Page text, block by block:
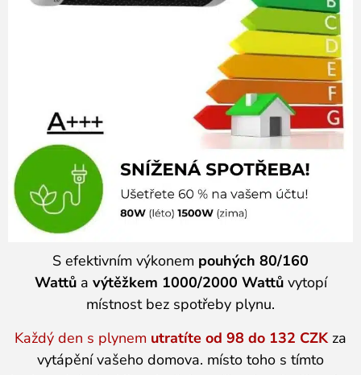
S efektivním výkonem pouhých 80/160
Wattůa výtěžkem 1000/2000 Wattůvytopí
místnost bez spotřeby plynu.
Každý den s plynem utratíte od 98 do 132 CZK za
vytápění vašeho domova. místo toho s tímto